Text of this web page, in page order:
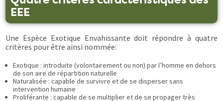
EEE
Une Espèce Exotique Envahissante doit répondre à quatre
critères pour être ainsi nommée:
Exotique : introduite (volontairement ou non) par l’homme en dehors
de son aire de répartition naturelle
Naturalisée : capable de survivre et de se disperser sans
intervention humaine
Proliférante : capable de se multiplier et de se propager très